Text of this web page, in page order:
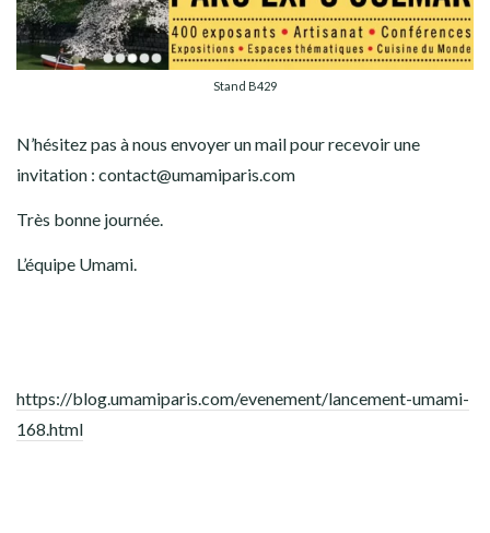
Stand B429
N’hésitez pas à nous envoyer un mail pour recevoir une
invitation : contact@umamiparis.com
Très bonne journée.
L’équipe Umami.
https://blog.umamiparis.com/evenement/lancement-umami-
168.html